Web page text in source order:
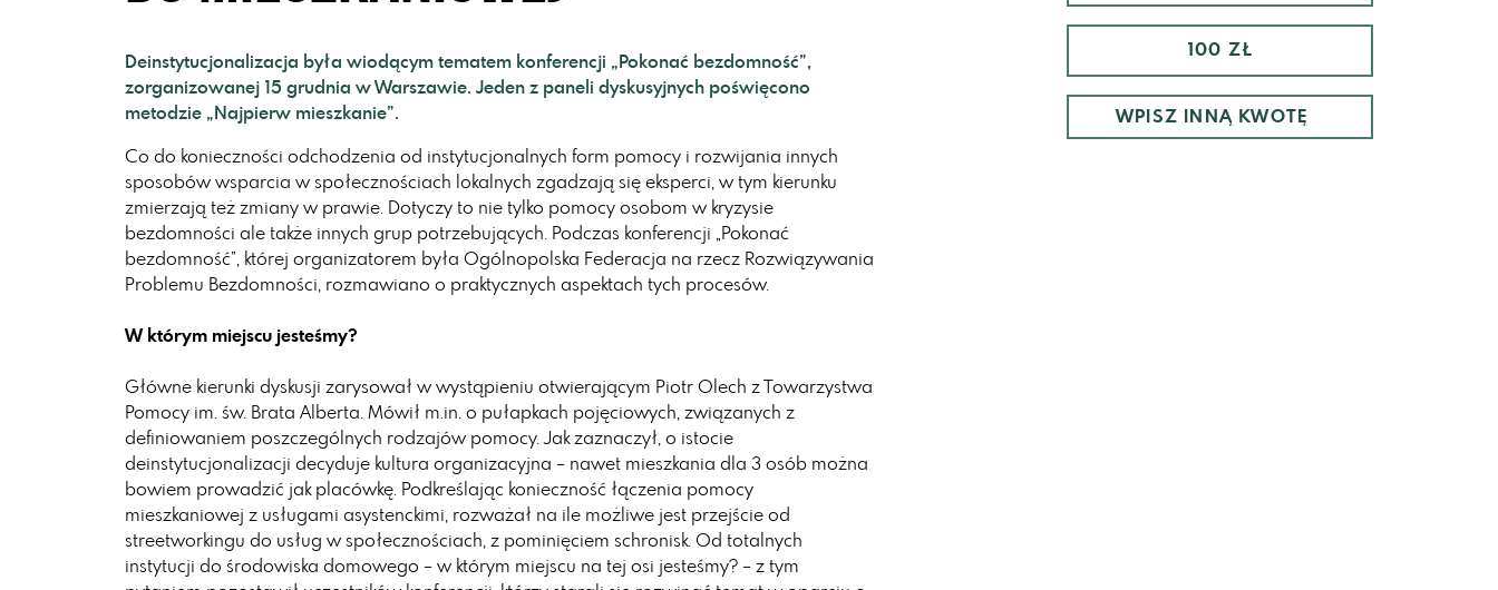
Deinstytucjonalizacja była wiodącym tematem konferencji „Pokonać bezdomność”,
zorganizowanej 15 grudnia w Warszawie. Jeden z paneli dyskusyjnych poświęcono
metodzie „Najpierw mieszkanie”.
Co do konieczności odchodzenia od instytucjonalnych form pomocy i rozwijania innych
sposobów wsparcia w społecznościach lokalnych zgadzają się eksperci, w tym kierunku
zmierzają też zmiany w prawie. Dotyczy to nie tylko pomocy osobom w kryzysie
bezdomności ale także innych grup potrzebujących. Podczas konferencji „Pokonać
bezdomność”, której organizatorem była Ogólnopolska Federacja na rzecz Rozwiązywania
Problemu Bezdomności, rozmawiano o praktycznych aspektach tych procesów.
W którym miejscu jesteśmy?
Główne kierunki dyskusji zarysował w wystąpieniu otwierającym Piotr Olech z Towarzystwa
Pomocy im. św. Brata Alberta. Mówił m.in. o pułapkach pojęciowych, związanych z
definiowaniem poszczególnych rodzajów pomocy. Jak zaznaczył, o istocie
deinstytucjonalizacji decyduje kultura organizacyjna – nawet mieszkania dla 3 osób można
bowiem prowadzić jak placówkę. Podkreślając konieczność łączenia pomocy
mieszkaniowej z usługami asystenckimi, rozważał na ile możliwe jest przejście od
streetworkingu do usług w społecznościach, z pominięciem schronisk. Od totalnych
instytucji do środowiska domowego – w którym miejscu na tej osi jesteśmy? – z tym
100 ZŁ